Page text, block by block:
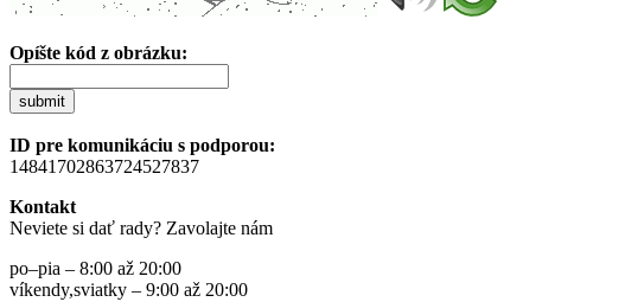
Opíšte kód z obrázku:
submit
ID pre komunikáciu s podporou:
14841702863724527837
Kontakt
Neviete si dať rady? Zavolajte nám
po–pia – 8:00 až 20:00
víkendy,sviatky – 9:00 až 20:00